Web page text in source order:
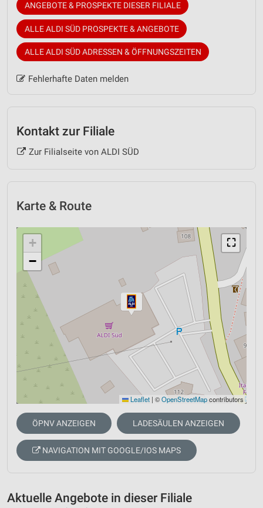
ANGEBOTE & PROSPEKTE DIESER FILIALE
ALLE ALDI SÜD PROSPEKTE & ANGEBOTE
ALLE ALDI SÜD ADRESSEN & ÖFFNUNGSZEITEN
Fehlerhafte Daten melden
Kontakt zur Filiale
Zur Filialseite von ALDI SÜD
Karte & Route
⛶
+
−
Leaflet | ©OpenStreetMapcontributors
ÖPNV ANZEIGEN LADESÄULEN ANZEIGEN
NAVIGATION MIT GOOGLE/IOS MAPS
Aktuelle Angebote in dieser Filiale